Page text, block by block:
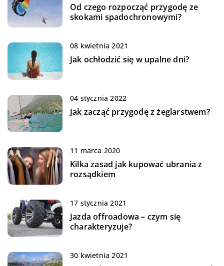
Od czego rozpocząć przygodę ze
skokami spadochronowymi?
08 kwietnia 2021
Jak ochłodzić się w upalne dni?
04 stycznia 2022
Jak zacząć przygodę z żeglarstwem?
11 marca 2020
Kilka zasad jak kupować ubrania z
rozsądkiem
17 stycznia 2021
Jazda offroadowa – czym się
charakteryzuje?
30 kwietnia 2021